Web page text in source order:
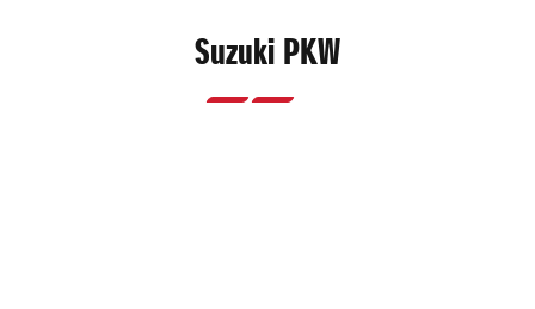
Suzuki PKW